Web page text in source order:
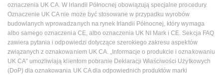
oznaczenia UK CA. W Irlandii Północnej obowiązują specjalne procedury.
Oznaczenie UK CA nie może być stosowane w przypadku wyrobów
budowlanych wprowadzanych na rynek Irlandii Północnej, który wymaga
albo samego oznaczenia CE, albo oznaczenia UK NI Mark i CE. Sekcja FAQ
zawiera pytania i odpowiedzi dotyczące szerokiego zakresu aspektów
związanych z oznakowaniem UK CA. „Informacje o produkcie i oznakowaniu
UK CA” umożliwiają klientom pobranie Deklaracji Właściwości Użytkowych
(DoP) dla oznakowania UK CA dla odpowiednich produktów marki